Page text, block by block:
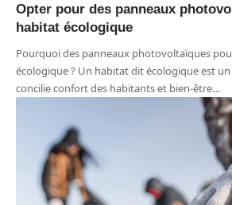
Opter pour des panneaux
habitat écologique
Pourquoi des panneaux photovoltaïques
écologique ? Un habitat dit écologique est
concilie confort des habitants et bien-être…